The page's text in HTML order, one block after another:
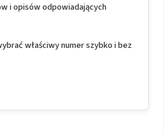
i opisów odpowiadających
właściwy numer szybko i bez